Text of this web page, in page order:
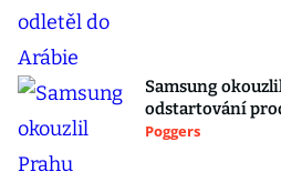
Samsung
odstartování
Poggers